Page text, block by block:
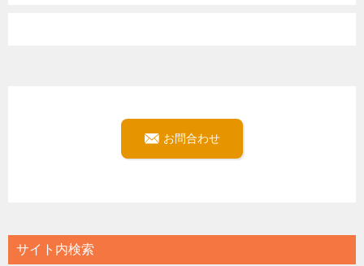
お問合わせ
サイト内検索